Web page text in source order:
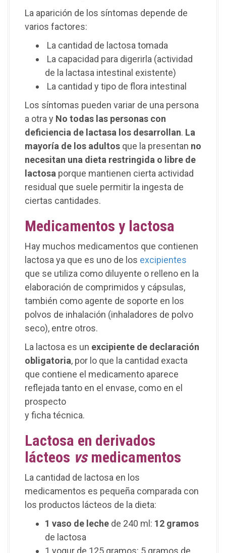
La aparición de los síntomas depende de
varios factores:
La cantidad de lactosa tomada
La capacidad para digerirla (actividad
de la lactasa intestinal existente)
La cantidad y tipo de flora intestinal
Los síntomas pueden variar de una persona
a otra y No todas las personas con
deficiencia de lactasa los desarrollan. La
mayoría de los adultos que la presentan no
necesitan una dieta restringida o libre de
lactosa porque mantienen cierta actividad
residual que suele permitir la ingesta de
ciertas cantidades.
Medicamentos y lactosa
Hay muchos medicamentos que contienen
lactosa ya que es uno de los excipientes
que se utiliza como diluyente o relleno en la
elaboración de comprimidos y cápsulas,
también como agente de soporte en los
polvos de inhalación (inhaladores de polvo
seco), entre otros.
La lactosa es un excipiente de declaración
obligatoria, por lo que la cantidad exacta
que contiene el medicamento aparece
reflejada tanto en el envase, como en el
prospecto
y ficha técnica.
Lactosa en derivados
lácteos vsmedicamentos
La cantidad de lactosa en los
medicamentos es pequeña comparada con
los productos lácteos de la dieta:
1 vaso de leche de 240 ml: 12 gramos
de lactosa
1 yogur de 125 gramos: 5 gramos de